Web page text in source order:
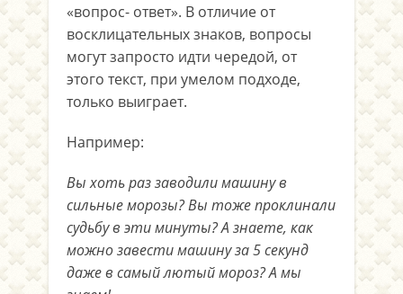
«вопрос- ответ». В отличие от
восклицательных знаков, вопросы
могут запросто идти чередой, от
этого текст, при умелом подходе,
только выиграет.
Например:
Вы хоть раз заводили машину в
сильные морозы? Вы тоже проклинали
судьбу в эти минуты? А знаете, как
можно завести машину за 5 секунд
даже в самый лютый мороз? А мы